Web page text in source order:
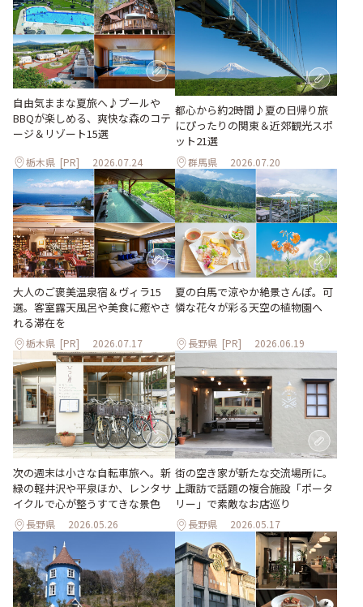
自由気ままな夏旅へ♪プールや
BBQが楽しめる、爽快な森のコテ
ージ＆リゾート15選
栃木県 [PR] 2026.07.24
都心から約2時間♪夏の日帰り旅
にぴったりの関東＆近郊観光スポ
ット21選
群馬県 2026.07.20
大人のご褒美温泉宿＆ヴィラ15
選。客室露天風呂や美食に癒やさ
れる滞在を
栃木県 [PR] 2026.07.17
夏の白馬で涼やか絶景さんぽ。可
憐な花々が彩る天空の植物園へ
長野県 [PR] 2026.06.19
次の週末は小さな自転車旅へ。新
緑の軽井沢や平泉ほか、レンタサ
イクルで心が整うすてきな景色
長野県 2026.05.26
街の空き家が新たな交流場所に。
上諏訪で話題の複合施設「ポータ
リー」で素敵なお店巡り
長野県 2026.05.17